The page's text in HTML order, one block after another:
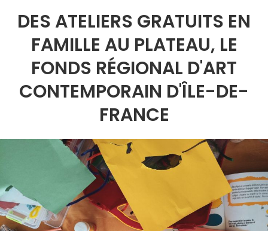
DES ATELIERS GRATUITS EN
FAMILLE AU PLATEAU, LE
FONDS RÉGIONAL D'ART
CONTEMPORAIN D'ÎLE-DE-
FRANCE